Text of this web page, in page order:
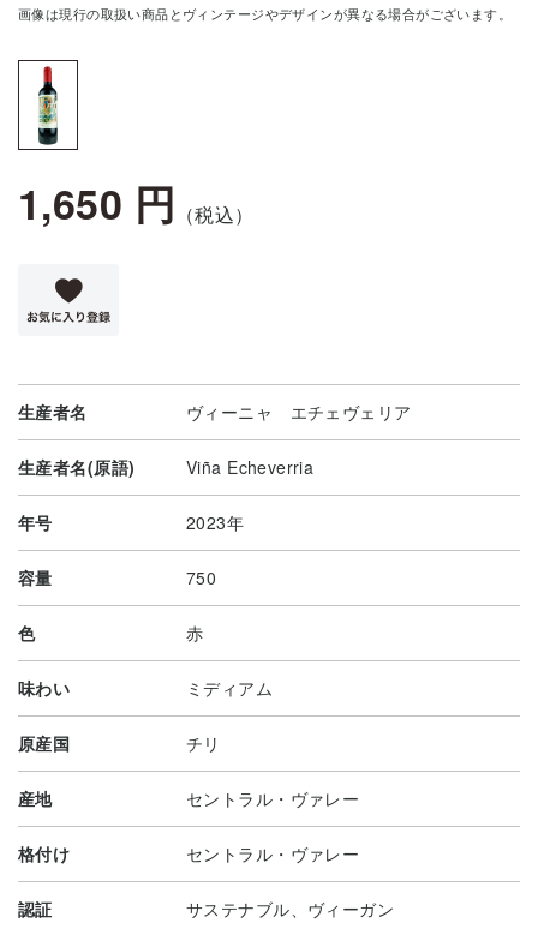
画像は現行の取扱い商品とヴィンテージやデザインが異なる場合がございます。
1,650 円 （税込）
生産者名 ヴィーニャ エチェヴェリア
生産者名(原語) Viña Echeverria
年号 2023年
容量 750
色 赤
味わい ミディアム
原産国 チリ
産地 セントラル・ヴァレー
格付け セントラル・ヴァレー
認証 サステナブル、ヴィーガン